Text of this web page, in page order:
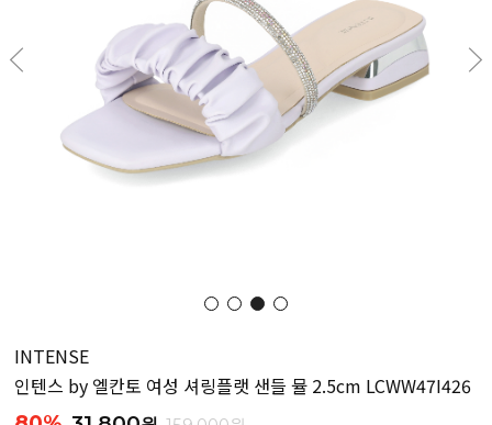
INTENSE
인텐스 by 엘칸토 여성 셔링플랫 샌들 뮬 2.5cm LCWW47I426